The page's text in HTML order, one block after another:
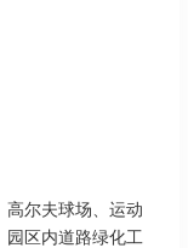
高尔夫球场、运动
园区内道路绿化工